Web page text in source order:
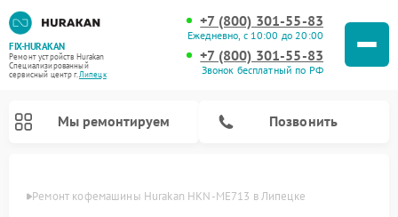
FIX-HURAKAN
Ремонт устройств Hurakan
Специализированный
cервисный центр г.Липецк
+7 (800) 301-55-83
Ежедневно, с 10:00 до 20:00
+7 (800) 301-55-83
Звонок бесплатный по РФ
Мы ремонтируем Позвонить
Ремонт кофемашины Hurakan HKN-ME713 в Липецке